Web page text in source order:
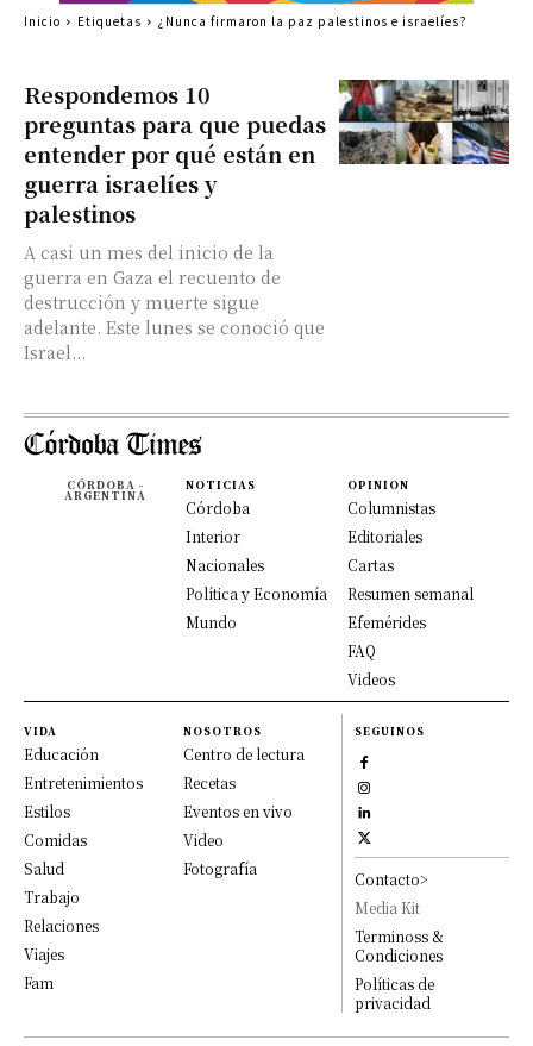
Respondemos 10
preguntas para que puedas
entender por qué están en
guerra israelíes y
palestinos
A casi un mes del inicio de la
guerra en Gaza el recuento de
destrucción y muerte sigue
adelante. Este lunes se conoció que
Israel...
Inicio Etiquetas ¿Nunca firmaron la paz palestinos e israelíes?
CÓRDOBA -
ARGENTINA
NOTICIAS
Córdoba
Interior
Nacionales
Política y Economía
Mundo
OPINION
Columnistas
Editoriales
Cartas
Resumen semanal
Efemérides
FAQ
Videos
VIDA
Educación
Entretenimientos
Estilos
Comidas
Salud
Trabajo
Relaciones
Viajes
Fam
NOSOTROS
Centro de lectura
Recetas
Eventos en vivo
Video
Fotografía
SEGUINOS
Contacto>
Media Kit
Terminoss &
Condiciones
Políticas de
privacidad